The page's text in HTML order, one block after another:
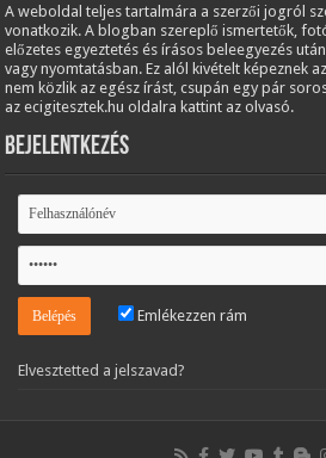
A weboldal teljes tartalmára a szerzői jogról
vonatkozik. A blogban szereplő ismertetők,
előzetes egyeztetés és írásos beleegyezés
vagy nyomtatásban. Ez alól kivételt képeznek
nem közlik az egész írást, csupán egy pár
az ecigitesztek.hu oldalra kattint az olvasó.
Bejelentkezés
Emlékezzen rám
Elvesztetted a jelszavad?